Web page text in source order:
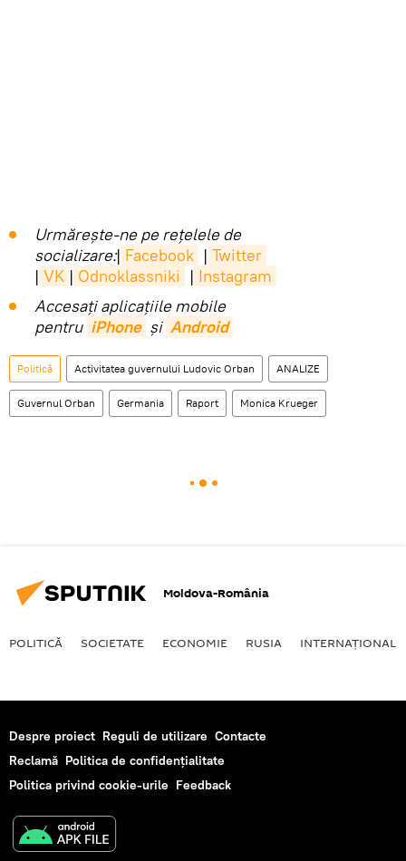
Urmărește-ne pe rețelele de
socializare:| Facebook | Twitter
| VK | Odnoklassniki | Instagram
Accesaţi aplicaţiile mobile
pentru iPhone și Android
Politică Activitatea guvernului Ludovic Orban ANALIZE
Guvernul Orban Germania Raport Monica Krueger
Moldova-România
POLITICĂ SOCIETATE ECONOMIE RUSIA INTERNAŢIONAL
Despre proiect Reguli de utilizare Contacte
Reclamă Politica de confidențialitate
Politica privind cookie-urile Feedback